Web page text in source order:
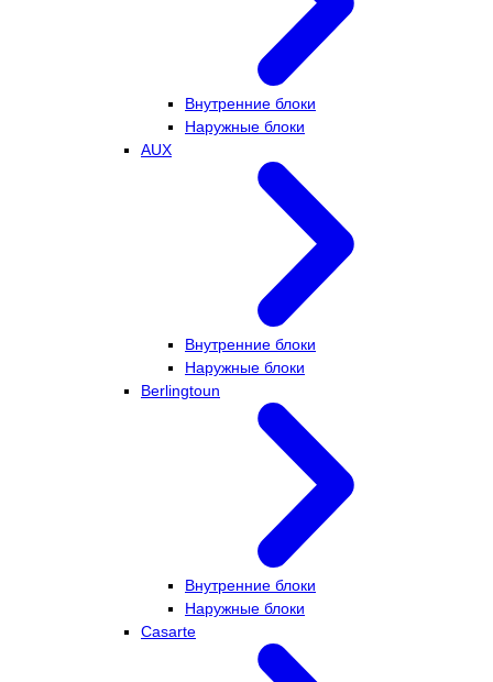
Внутренние блоки
Наружные блоки
AUX
Внутренние блоки
Наружные блоки
Berlingtoun
Внутренние блоки
Наружные блоки
Casarte